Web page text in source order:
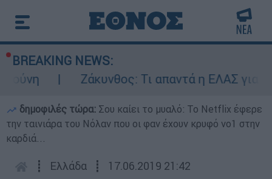
BREAKING NEWS:
Ζάκυνθος: Τι απαντά η ΕΛΑΣ για
δημοφιλές τώρα: Σου καίει το μυαλό: Το Netflix έφερε
την ταινιάρα του Νόλαν που οι φαν έχουν κρυφό νο1 στην
καρδιά...
┋ Ελλάδα ┋ 17.06.2019 21:42